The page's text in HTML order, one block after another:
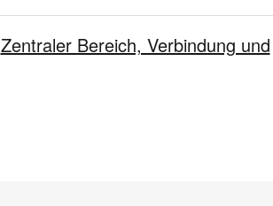
Zentraler Bereich, Verbindung und